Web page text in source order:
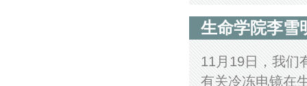
生命学院李雪
11月19日，我们
有关冷冻电镜在